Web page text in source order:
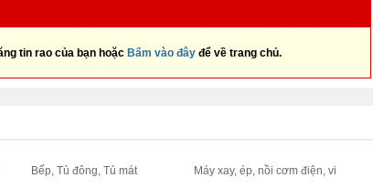
tin rao của bạn hoặc Bấm vào đây để về trang chủ.
Bếp, Tủ đông, Tủ mát
Máy xay, ép, nồi cơm điện, vi